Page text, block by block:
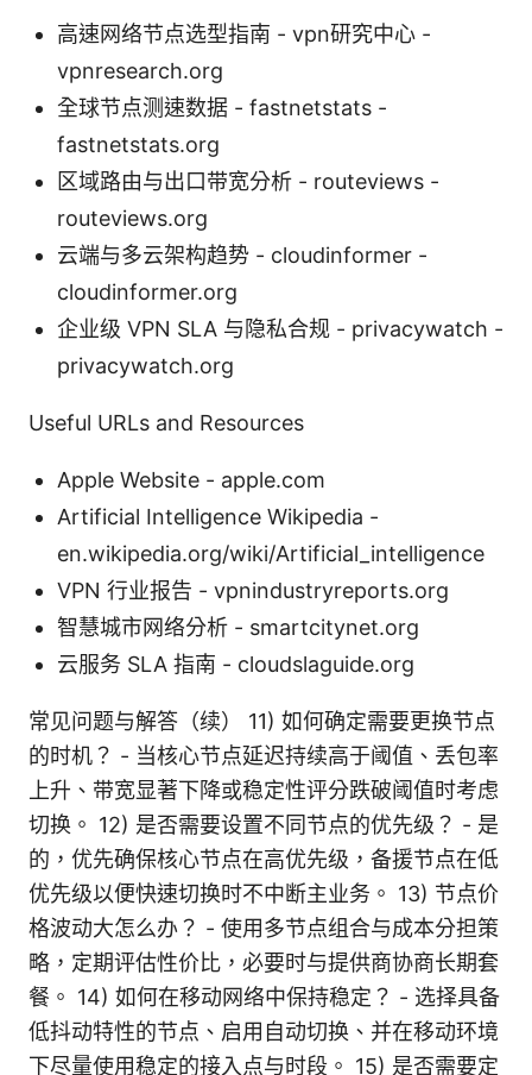
高速网络节点选型指南 - vpn研究中心 -
vpnresearch.org
全球节点测速数据 - fastnetstats -
fastnetstats.org
区域路由与出口带宽分析 - routeviews -
routeviews.org
云端与多云架构趋势 - cloudinformer -
cloudinformer.org
企业级 VPN SLA 与隐私合规 - privacywatch -
privacywatch.org
Useful URLs and Resources
Apple Website - apple.com
Artificial Intelligence Wikipedia -
en.wikipedia.org/wiki/Artificial_intelligence
VPN 行业报告 - vpnindustryreports.org
智慧城市网络分析 - smartcitynet.org
云服务 SLA 指南 - cloudslaguide.org
常见问题与解答（续） 11) 如何确定需要更换节点
的时机？ - 当核心节点延迟持续高于阈值、丢包率
上升、带宽显著下降或稳定性评分跌破阈值时考虑
切换。 12) 是否需要设置不同节点的优先级？ - 是
的，优先确保核心节点在高优先级，备援节点在低
优先级以便快速切换时不中断主业务。 13) 节点价
格波动大怎么办？ - 使用多节点组合与成本分担策
略，定期评估性价比，必要时与提供商协商长期套
餐。 14) 如何在移动网络中保持稳定？ - 选择具备
低抖动特性的节点、启用自动切换、并在移动环境
下尽量使用稳定的接入点与时段。 15) 是否需要定